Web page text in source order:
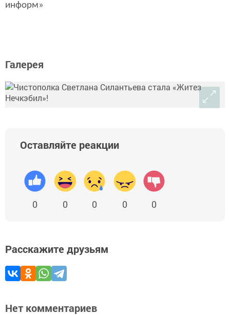
информ»
Галерея
Оставляйте реакции
0 0 0 0 0
Расскажите друзьям
Нет комментариев